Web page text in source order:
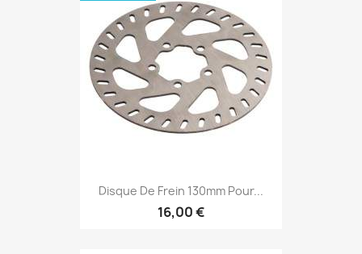
Disque De Frein 130mm Pour...
16,00 €